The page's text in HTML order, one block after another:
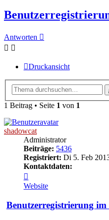
Antworten
Druckansicht
1 Beitrag • Seite 1 von 1
shadowcat
Administrator
Beiträge: 5436
Registriert: Di 5. Feb
Kontaktdaten:
von
shadowcat
Website
Benutzerregistrierung